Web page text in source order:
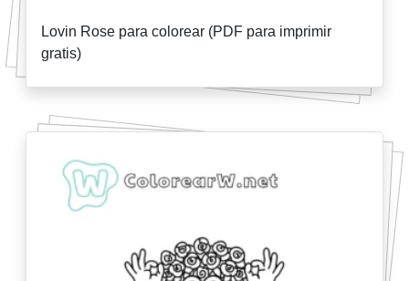
Lovin Rose para colorear (PDF para imprimir
gratis)